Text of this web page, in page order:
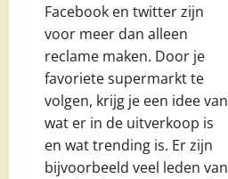
Facebook en twitter zijn
voor meer dan alleen
reclame maken. Door je
favoriete supermarkt te
volgen, krijg je een idee van
wat er in de uitverkoop is
en wat trending is. Er zijn
bijvoorbeeld veel leden van